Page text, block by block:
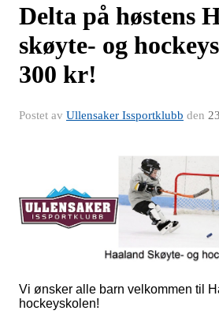
Delta på høstens
skøyte- og
300 kr!
Postet av Ullensaker Issportklubb den
Vi ønsker alle barn velkommen til
hockeyskolen!